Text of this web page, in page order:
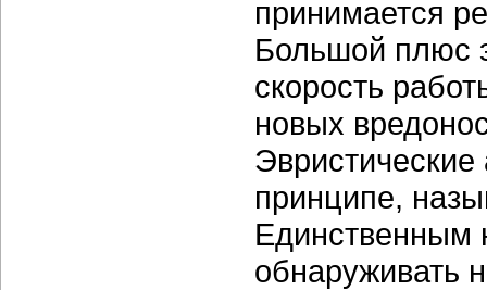
принимается
Большой плюс
скорость
новых
принципе,
Единственным
обнаруживать